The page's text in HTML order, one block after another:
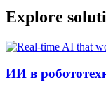
Explore
ИИ в